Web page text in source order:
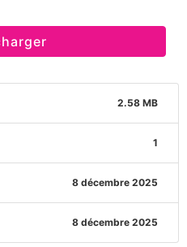
2.58 MB
1
8 décembre 2025
8 décembre 2025